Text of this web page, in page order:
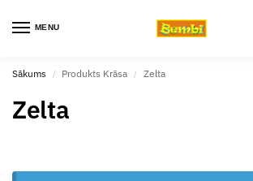
MENU
Sākums / Produkts Krāsa / Zelta
Zelta